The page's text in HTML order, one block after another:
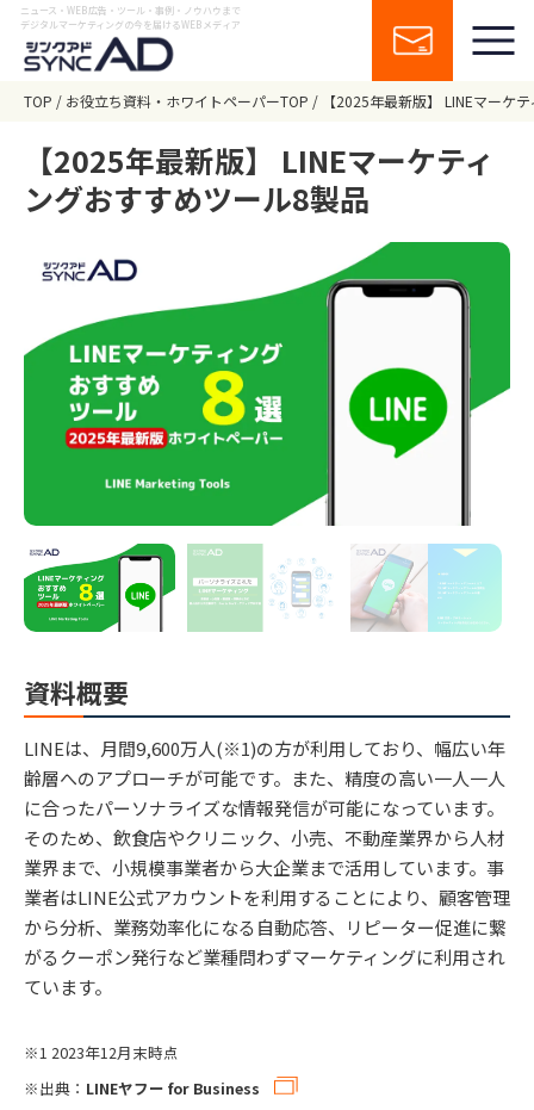
ニュース・WEB広告・ツール・事例・ノウハウまで
デジタルマーケティングの今を届けるWEBメディア
TOP お役立ち資料・ホワイトペーパーTOP 【2025年最新版】 LINEマーケ
【2025年最新版】 LINEマーケティ
ングおすすめツール8製品
資料概要
LINEは、月間9,600万人(※1)の方が利用しており、幅広い年
齢層へのアプローチが可能です。また、精度の高い一人一人
に合ったパーソナライズな情報発信が可能になっています。
そのため、飲食店やクリニック、小売、不動産業界から人材
業界まで、小規模事業者から大企業まで活用しています。事
業者はLINE公式アカウントを利用することにより、顧客管理
から分析、業務効率化になる自動応答、リピーター促進に繋
がるクーポン発行など業種問わずマーケティングに利用され
ています。
※1 2023年12月末時点
※出典： LINEヤフー for Business